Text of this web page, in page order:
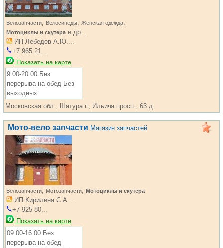
Велозапчасти, Велосипеды, Женская одежда,
Мотоциклы и скутераи др...
ИП Лебедев А.Ю....
+7 965 21...
Показать на карте
9:00-20:00 Без
перерыва на обед Без
выходных
Московская обл., Шатура г., Ильича просп., 63 д.
Мото-вело запчасти Магазин запчастей
Велозапчасти, Мотозапчасти, Мотоциклы и скутера
ИП Кирилина С.А....
+7 925 80...
Показать на карте
09:00-16:00 Без
перерыва на обед